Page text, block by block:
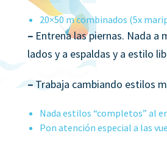
20×50 m combinados (5x
– Entrena las piernas. Nada a
lados y a espaldas y a estilo
– Trabaja cambiando estilos
Nada estilos “completos” al
Pon atención especial a las